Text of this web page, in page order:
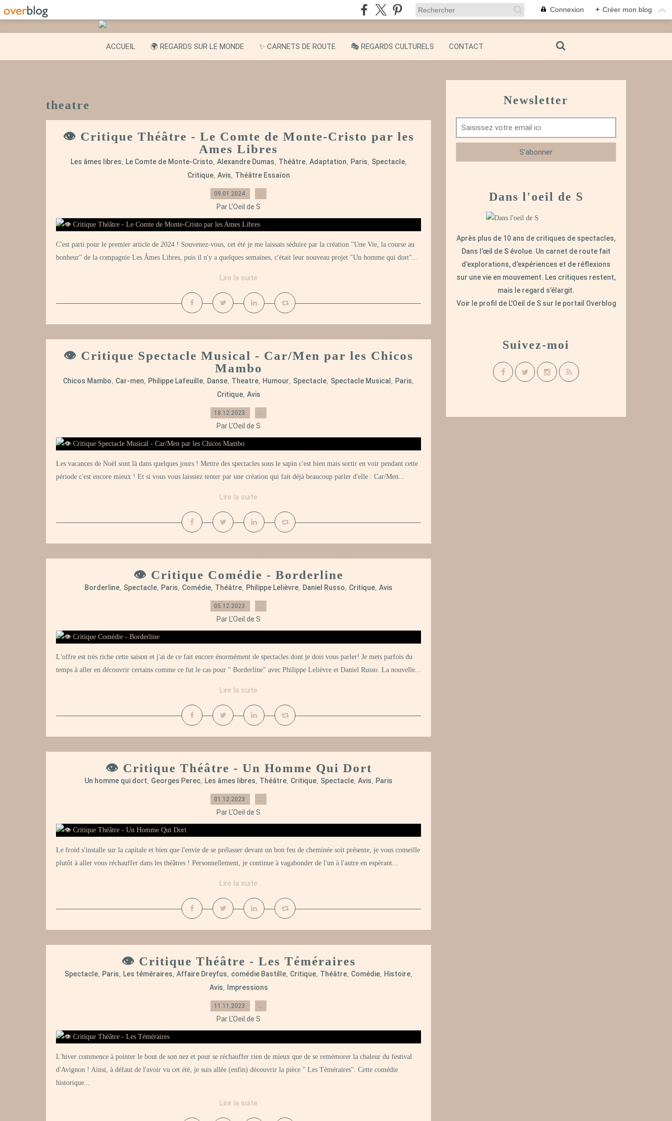
Connexion + Créer mon blog
ACCUEIL 🌍 REGARDS SUR LE MONDE ✨ CARNETS DE ROUTE 🎭 REGARDS CULTURELS CONTACT
theatre
👁️ Critique Théâtre - Le Comte de Monte-Cristo par les
Ames Libres
Les âmes libres, Le Comte de Monte-Cristo, Alexandre Dumas, Théâtre, Adaptation, Paris, Spectacle,
Critique, Avis, Théâtre Essaïon
09.01.2024 …
Par L'Oeil de S
C'est parti pour le premier article de 2024 ! Souvenez-vous, cet été je me laissais séduire par la création "Une Vie, la course au
bonheur" de la compagnie Les Âmes Libres, puis il n'y a quelques semaines, c'était leur nouveau projet "Un homme qui dort"...
Lire la suite
👁️ Critique Spectacle Musical - Car/Men par les Chicos
Mambo
Chicos Mambo, Car-men, Philippe Lafeuille, Danse, Theatre, Humour, Spectacle, Spectacle Musical , Paris,
Critique, Avis
18.12.2023 …
Par L'Oeil de S
Les vacances de Noël sont là dans quelques jours ! Mettre des spectacles sous le sapin c'est bien mais sortir en voir pendant cette
période c'est encore mieux ! Et si vous vous laissiez tenter par une création qui fait déjà beaucoup parler d'elle : Car/Men...
Lire la suite
👁️ Critique Comédie - Borderline
Borderline, Spectacle, Paris, Comédie, Théâtre, Philippe Lelièvre, Daniel Russo, Critique, Avis
05.12.2023 …
Par L'Oeil de S
L'offre est très riche cette saison et j'ai de ce fait encore énormément de spectacles dont je dois vous parler! Je mets parfois du
temps à aller en découvrir certains comme ce fut le cas pour " Borderline" avec Philippe Lelièvre et Daniel Russo. La nouvelle...
Lire la suite
👁️ Critique Théâtre - Un Homme Qui Dort
Un homme qui dort, Georges Perec, Les âmes libres, Théâtre, Critique, Spectacle, Avis, Paris
01.12.2023 …
Par L'Oeil de S
Le froid s'installe sur la capitale et bien que l'envie de se prélasser devant un bon feu de cheminée soit présente, je vous conseille
plutôt à aller vous réchauffer dans les théâtres ! Personnellement, je continue à vagabonder de l'un à l'autre en espérant...
Lire la suite
👁️ Critique Théâtre - Les Téméraires
Spectacle, Paris, Les téméraires, Affaire Dreyfus, comédie Bastille, Critique, Théâtre, Comédie, Histoire,
Avis, Impressions
11.11.2023 …
Par L'Oeil de S
L'hiver commence à pointer le bout de son nez et pour se réchauffer rien de mieux que de se remémorer la chaleur du festival
d'Avignon ! Ainsi, à défaut de l'avoir vu cet été, je suis allée (enfin) découvrir la pièce " Les Téméraires". Cette comédie
historique...
Lire la suite
Newsletter
Dans l'oeil de S
Après plus de 10 ans de critiques de spectacles,
Dans l’œil de S évolue. Un carnet de route fait
d’explorations, d’expériences et de réflexions
sur une vie en mouvement. Les critiques restent,
mais le regard s’élargit.
Voir le profil de L'Oeil de Ssur le portail Overblog
Suivez-moi